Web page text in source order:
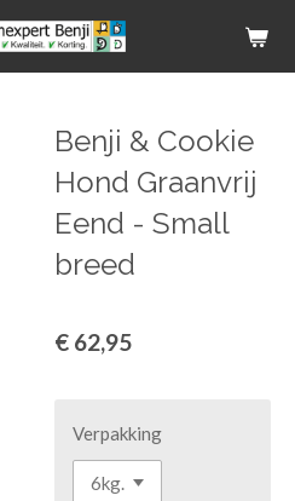
Benji & Cookie
Hond Graanvrij
Eend - Small
breed
€ 62,95
Verpakking